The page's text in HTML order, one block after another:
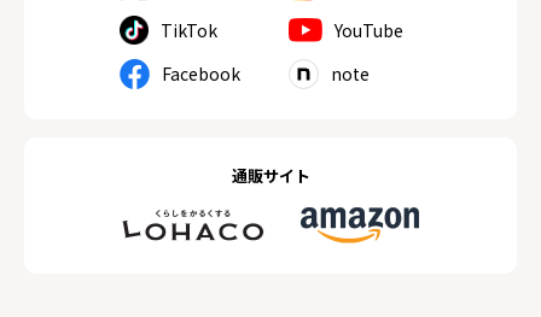
TikTok
YouTube
Facebook
note
通販サイト